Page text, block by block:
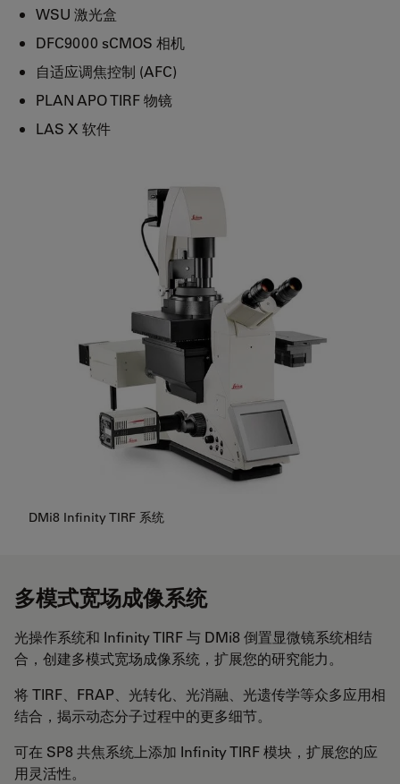
WSU 激光盒
DFC9000 sCMOS 相机
自适应调焦控制 (AFC)
PLAN APO TIRF 物镜
LAS X 软件
DMi8 Infinity TIRF 系统
多模式宽场成像系统
光操作系统和 Infinity TIRF 与 DMi8 倒置显微镜系统相结
合，创建多模式宽场成像系统，扩展您的研究能力。
将 TIRF、FRAP、光转化、光消融、光遗传学等众多应用相
结合，揭示动态分子过程中的更多细节。
可在 SP8 共焦系统上添加 Infinity TIRF 模块，扩展您的应
用灵活性。